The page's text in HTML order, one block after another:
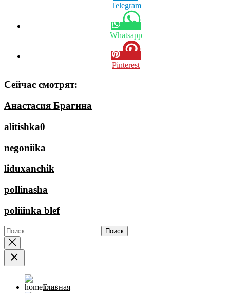
Telegram
Whatsapp
Pinterest
Сейчас смотрят:
Анастасия Брагина
alitishka0
negoniika
liduxanchik
pollinasha
poliiinka blef
Найти:
Главная